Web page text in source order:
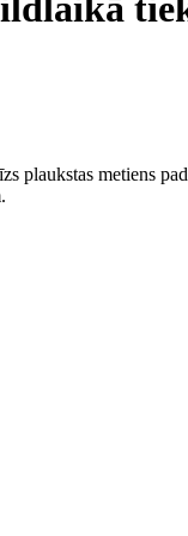
plaukstas metiens